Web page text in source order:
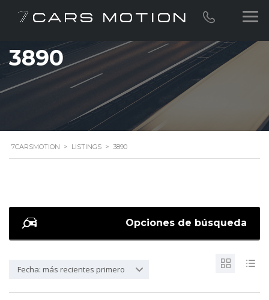
3890
7CARSMOTION > LISTINGS > 3890
Opciones de búsqueda
Fecha: más recientes primero